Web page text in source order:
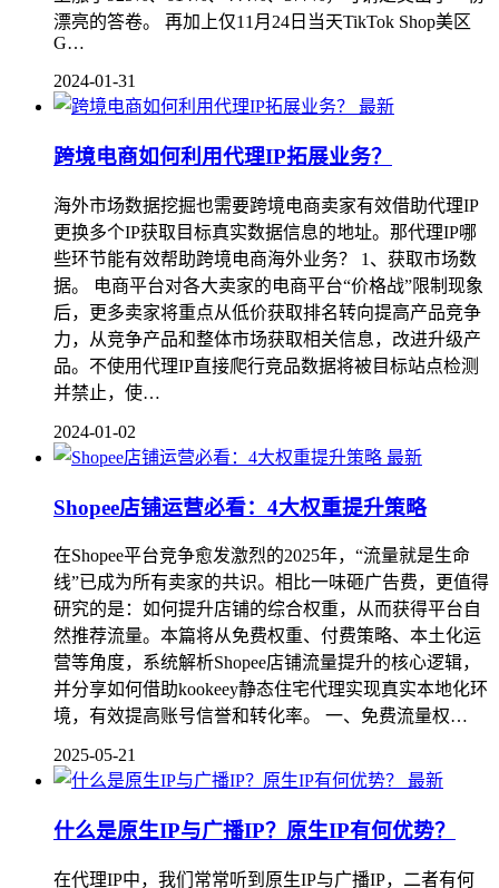
漂亮的答卷。 再加上仅11月24日当天TikTok Shop美区
G…
2024-01-31
最新
跨境电商如何利用代理IP拓展业务？
海外市场数据挖掘也需要跨境电商卖家有效借助代理IP
更换多个IP获取目标真实数据信息的地址。那代理IP哪
些环节能有效帮助跨境电商海外业务？ 1、获取市场数
据。 电商平台对各大卖家的电商平台“价格战”限制现象
后，更多卖家将重点从低价获取排名转向提高产品竞争
力，从竞争产品和整体市场获取相关信息，改进升级产
品。不使用代理IP直接爬行竞品数据将被目标站点检测
并禁止，使…
2024-01-02
最新
Shopee店铺运营必看：4大权重提升策略
在Shopee平台竞争愈发激烈的2025年，“流量就是生命
线”已成为所有卖家的共识。相比一味砸广告费，更值得
研究的是：如何提升店铺的综合权重，从而获得平台自
然推荐流量。本篇将从免费权重、付费策略、本土化运
营等角度，系统解析Shopee店铺流量提升的核心逻辑，
并分享如何借助kookeey静态住宅代理实现真实本地化环
境，有效提高账号信誉和转化率。 一、免费流量权…
2025-05-21
最新
什么是原生IP与广播IP？原生IP有何优势？
在代理IP中，我们常常听到原生IP与广播IP，二者有何